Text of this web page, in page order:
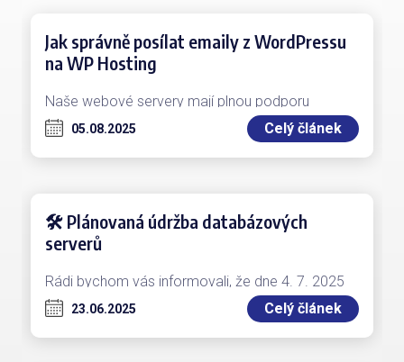
Jak správně posílat emaily z WordPressu
na WP Hosting
Naše webové servery mají plnou podporu
pro odesílání emailů pomocí PHP funkce mail(),
která automaticky podepisuje všechny odchozí
05.08.2025 Celý článek
🛠 Plánovaná údržba databázových
serverů
Rádi bychom vás informovali, že dne 4. 7. 2025
od 22:00 proběhne plánovaná údržba některých
našich databázových serverů. Cílem je provést…
23.06.2025 Celý článek